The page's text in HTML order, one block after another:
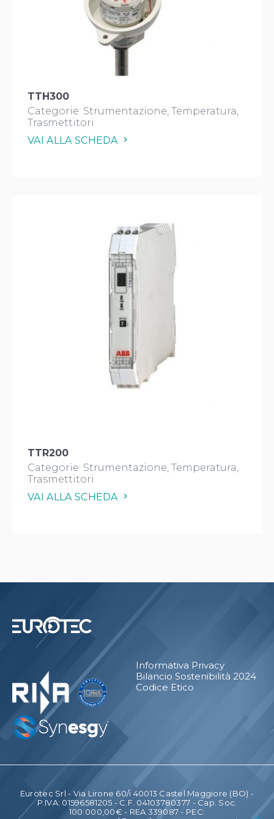
TTH300
Categorie: Strumentazione Temperatura
Trasmettitori
VAI ALLA SCHEDA
TTR200
Categorie: Strumentazione Temperatura
Trasmettitori
VAI ALLA SCHEDA
Informativa Privacy
Bilancio Sostenibilità 2024
Codice Etico
Eurotec Srl - Via Lirone 60/i 40013 Castel Maggiore (BO) -
P.IVA: 01596581205 - C.F. 04103780377 - Cap. Soc.
100.000,00€ - REA 339087 - PEC: